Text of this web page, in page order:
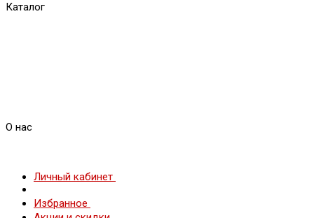
Каталог
О нас
Личный кабинет
Избранное